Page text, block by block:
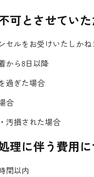
可とさせていた
セルをお受けいたしかね
から8日以降
過ぎた場合
合
汚損された場合
理に伴う費用に
間以内